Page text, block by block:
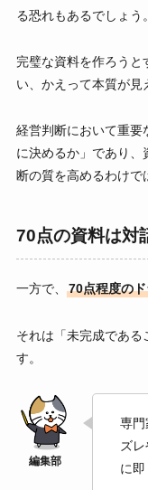
る恐れもあるでしょう。
完璧な資料を作ろうと
い、かえって本質が見
経営判断において重要
に決めるか」であり、
断の質を高めるわけで
70点の資料は対
一方で、 70点程度の
それは「未完成であ
す。
専門
ズ
に即